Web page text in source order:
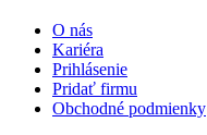
O nás
Kariéra
Prihlásenie
Pridať firmu
Obchodné podmienky